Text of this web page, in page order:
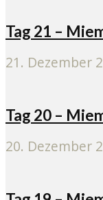
Tag 21 –
21. Dezember
Tag 20 –
20. Dezember